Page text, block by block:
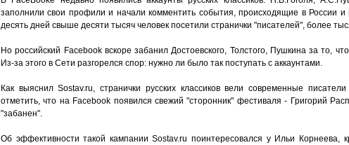
заполнили свои профили и начали комментить события, происходящие в России
десять дней свыше десяти тысяч человек посетили странички "писателей", более
Но российский Facebook вскоре забанил Достоевского, Толстого, Пушкина за то,
Из-за этого в Сети разгорелся спор: нужно ли было так поступать с аккаунтами.
Как выяснил Sostav.ru, странички русских классиков вели современные
отметить, что на Facebook появился свежий "сторонник" фестиваля - Григорий
"забанен".
Об эффективности такой кампании Sostav.ru поинтересовался у Ильи Корнеева,